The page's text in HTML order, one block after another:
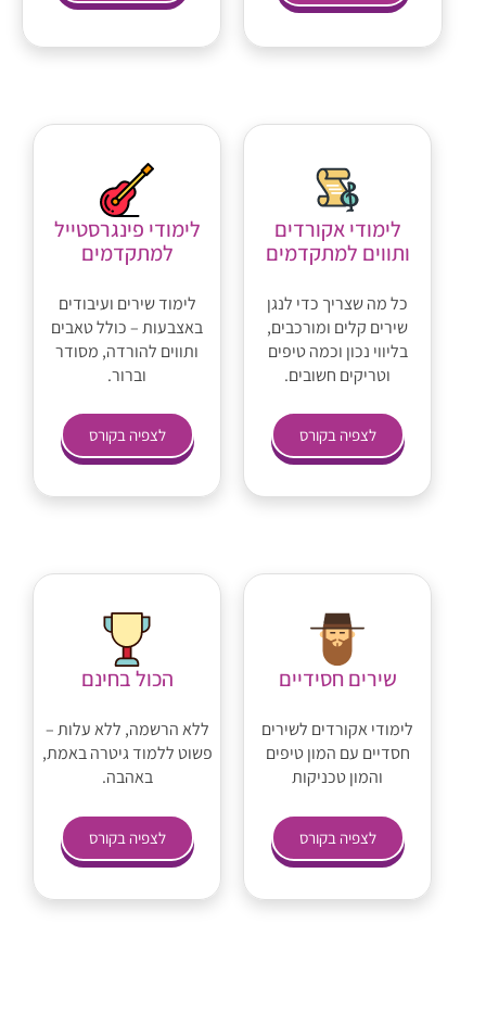
לימודי אקורדים
ותווים למתקדמים
כל מה שצריך כדי לנגן
שירים קלים ומורכבים,
בליווי נכון וכמה טיפים
וטריקים חשובים.
לצפיה בקורס
לימודי פינגרסטייל
למתקדמים
לימוד שירים ועיבודים
באצבעות – כולל טאבים
ותווים להורדה, מסודר
וברור.
לצפיה בקורס
שירים חסידיים
לימודי אקורדים לשירים
חסדיים עם המון טיפים
והמון טכניקות
לצפיה בקורס
הכול בחינם
ללא הרשמה, ללא עלות –
פשוט ללמוד גיטרה באמת,
באהבה.
לצפיה בקורס